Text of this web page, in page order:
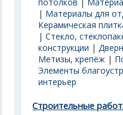
| Материалы для
Керамическая
|Стекло,
конструкции |
Метизы, крепёж |
Элементы
интерьер
Строительные